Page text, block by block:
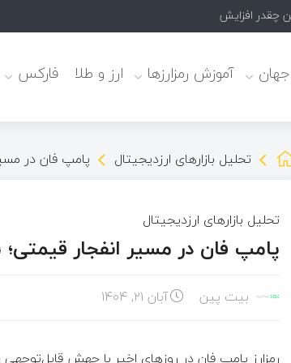
چقدر افزایش می‌یابد؟
جهان آموزش رمزارزها ارز و طلا فارکس
تحلیل بازارهای ارزدیجیتال پامپ فان در
تحلیل بازارهای ارزدیجیتال
پامپ فان در مسیر انفجار قیمتی؛
بیت پین آبان ۲۱, ۱۴۰۴